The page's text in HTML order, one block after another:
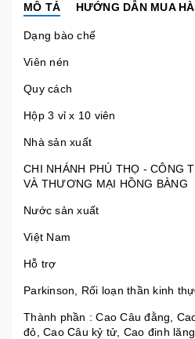
MÔ TẢ HƯỚNG DẪN MUA
Dạng bào chế
Viên nén
Quy cách
Hộp 3 vỉ x 10 viên
Nhà sản xuất
CHI NHÁNH PHÚ THỌ - CÔNG
VÀ THƯƠNG MẠI HỒNG BÀNG
Nước sản xuất
Việt Nam
Hỗ trợ
Parkinson Rối loạn thần kinh
Thành phần : Cao Câu đằng,
đỏ, Cao Câu kỷ tử, Cao đinh